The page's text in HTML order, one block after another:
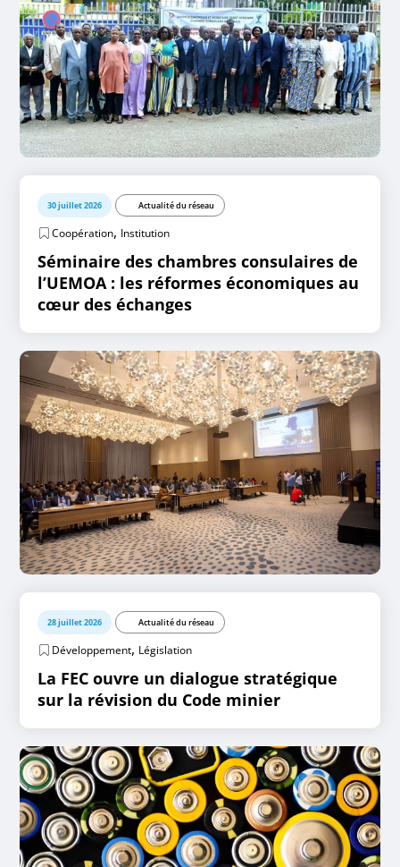
30 juillet 2026 Actualité du réseau
Coopération, Institution
Séminaire des chambres consulaires de
l’UEMOA : les réformes économiques au
cœur des échanges
28 juillet 2026 Actualité du réseau
Développement, Législation
La FEC ouvre un dialogue stratégique
sur la révision du Code minier